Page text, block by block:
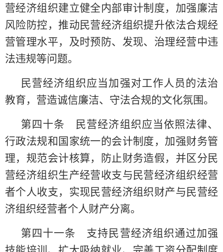
营经济组织建立健全内部审计制度，加强廉洁
风险防控，推动民营经济组织提升依法合规经
营管理水平，及时预防、发现、治理经营中违
法违规等问题。
民营经济组织应当加强对工作人员的法治
教育，营造诚信廉洁、守法合规的文化氛围。
第四十条 民营经济组织应当依照法律、
行政法规和国家统一的会计制度，加强财务管
理，规范会计核算，防止财务造假，并区分民
营经济组织生产经营收支与民营经济组织经营
者个人收支，实现民营经济组织财产与民营经
济组织经营者个人财产分离。
第四十一条 支持民营经济组织通过加强